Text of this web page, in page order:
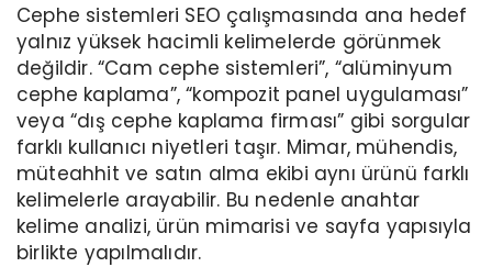
Cephe sistemleri SEO çalışmasında ana hedef
yalnız yüksek hacimli kelimelerde görünmek
değildir. “Cam cephe sistemleri”, “alüminyum
cephe kaplama”, “kompozit panel uygulaması”
veya “dış cephe kaplama firması” gibi sorgular
farklı kullanıcı niyetleri taşır. Mimar, mühendis,
müteahhit ve satın alma ekibi aynı ürünü farklı
kelimelerle arayabilir. Bu nedenle anahtar
kelime analizi, ürün mimarisi ve sayfa yapısıyla
birlikte yapılmalıdır.